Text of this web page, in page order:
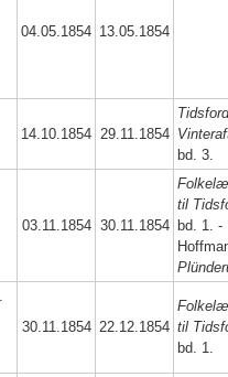
04.05.1854 13.05.1854
14.10.1854 29.11.1854
bd. 3.
03.11.1854 30.11.1854
til
bd. 1. -
30.11.1854 22.12.1854 til
bd. 1.